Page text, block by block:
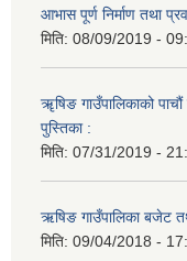
आभास पूर्ण निर्माण तथा
मिति: 08/09/2019 -
ॠषिङ गाउँपालिकाको
पुस्तिका :
मिति: 07/31/2019 -
ऋषिङ गाउँपालिका बजेट
मिति: 09/04/2018 -